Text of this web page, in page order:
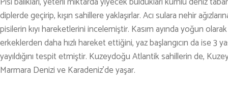
PET SHOP
YAŞAM VE SAĞLIK
SCUBA DALIŞ
diplerde geçirip, kışın sahillere yaklaşırlar. Acı sulara nehir
pisilerin kıyı hareketlerini incelemiştir. Kasım ayında yoğun
erkeklerden daha hızlı hareket ettiğini, yaz başlangıcın da ise 3
yayıldığını tespit etmiştir. Kuzeydoğu Atlantik sahillerin de,
Marmara Denizi ve Karadeniz’de yaşar.